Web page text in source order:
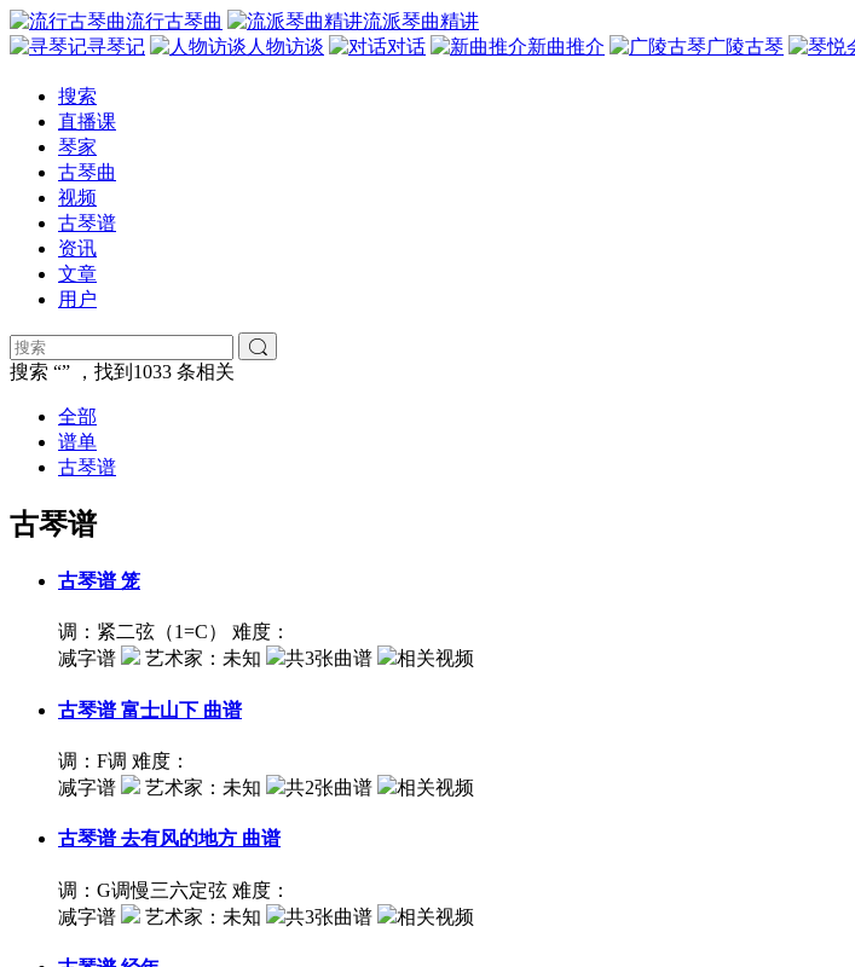
流行古琴曲
流派琴曲精讲
寻琴记
人物访谈 对话 新曲推介 广陵古琴
搜索
直播课
琴家
古琴曲
视频
古琴谱
资讯
文章
用户
搜索 “” ，找到 1033 条相关
全部
谱单
古琴谱
古琴谱
古琴谱 笼
调：紧二弦（1=C） 难度：
减字谱
艺术家： 未知 共3张曲谱 相关视频
古琴谱 富士山下 曲谱
调：F调 难度：
减字谱
艺术家： 未知 共2张曲谱 相关视频
古琴谱 去有风的地方 曲谱
调：G调慢三六定弦 难度：
减字谱
艺术家： 未知 共3张曲谱 相关视频